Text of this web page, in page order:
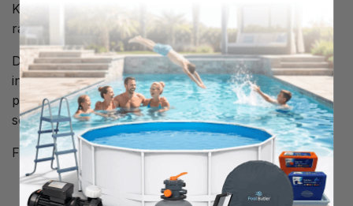
Komplett lock 50x50 cm till FX filter enhet. Inkluderar
ram, lock samt lås.
Detta lock är perfekt för dig som vill göra en
inspektionslucka i trallen där du har en pump eller
pumpbrunn som exempel. Det medföljer kraftig ram
som enkelt går att fälla in i trallen.
Färg: Beige